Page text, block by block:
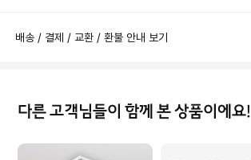
배송 / 결제 / 교환 / 환불 안내 보기
다른 고객님들이 함께 본 상품이에요!